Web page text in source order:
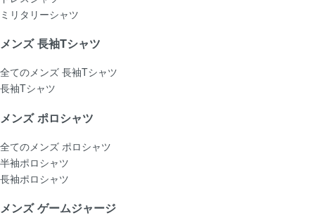
ミリタリーシャツ
メンズ 長袖Tシャツ
全てのメンズ 長袖Tシャツ
長袖Tシャツ
メンズ ポロシャツ
全てのメンズ ポロシャツ
半袖ポロシャツ
長袖ポロシャツ
メンズ ゲームジャージ